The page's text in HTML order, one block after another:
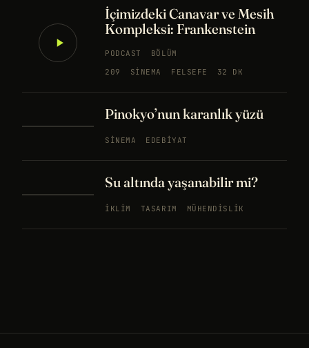
İçimizdeki Canavar ve Mesih
Kompleksi: Frankenstein
PODCAST
BÖLÜM
209
SINEMA FELSEFE 32 DK
Pinokyo’nun karanlık yüzü
SINEMA EDEBIYAT
Su altında yaşanabilir mi?
İKLIM TASARIM MÜHENDISLIK